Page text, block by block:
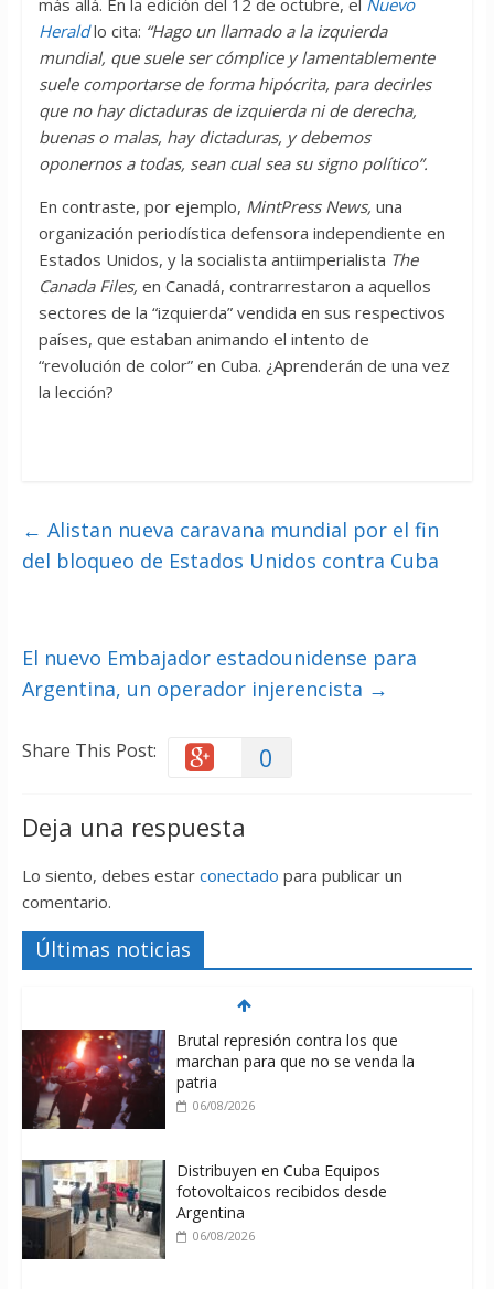
más allá. En la edición del 12 de octubre, el Nuevo
Heraldlo cita: “Hago un llamado a la izquierda
mundial, que suele ser cómplice y lamentablemente
suele comportarse de forma hipócrita, para decirles
que no hay dictaduras de izquierda ni de derecha,
buenas o malas, hay dictaduras, y debemos
oponernos a todas, sean cual sea su signo político”.
En contraste, por ejemplo, MintPress News, una
organización periodística defensora independiente en
Estados Unidos, y la socialista antiimperialista The
Canada Files, en Canadá, contrarrestaron a aquellos
sectores de la “izquierda” vendida en sus respectivos
países, que estaban animando el intento de
“revolución de color” en Cuba. ¿Aprenderán de una vez
la lección?
← Alistan nueva caravana mundial por el fin
del bloqueo de Estados Unidos contra Cuba
El nuevo Embajador estadounidense para
Argentina, un operador injerencista →
Share This Post: 0
Deja una respuesta
Lo siento, debes estar conectado para publicar un
comentario.
Últimas noticias
Brutal represión contra los que
marchan para que no se venda la
patria
06/08/2026
Distribuyen en Cuba Equipos
fotovoltaicos recibidos desde
Argentina
06/08/2026